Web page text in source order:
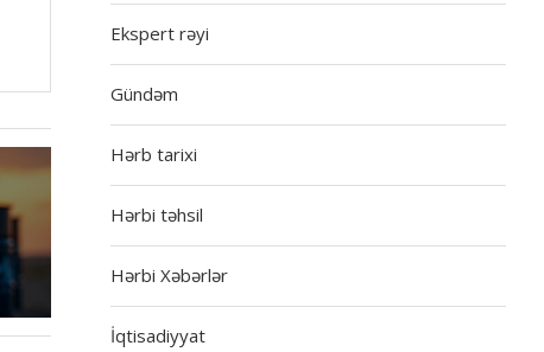
Ekspert rəyi
Gündəm
Hərb tarixi
Hərbi təhsil
Hərbi Xəbərlər
İqtisadiyyat